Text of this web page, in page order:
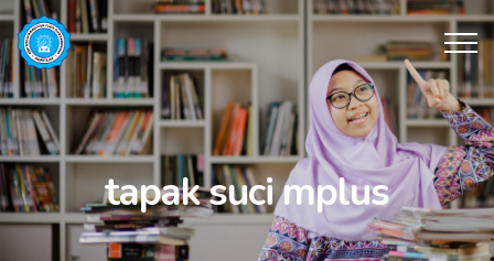
tapak suci mplus